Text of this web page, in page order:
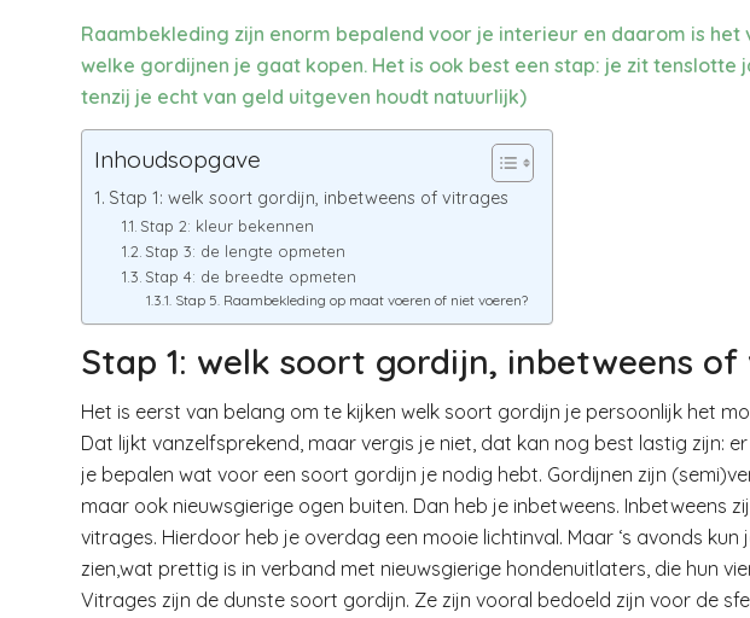
Raambekleding zijn enorm bepalend voor je interieur en daarom is
welke gordijnen je gaat kopen. Het is ook best een stap: je zit tenslotte
tenzij je echt van geld uitgeven houdt natuurlijk)
Inhoudsopgave
Stap 1: welk soort gordijn, inbetweens of vitrages
Stap 2: kleur bekennen
Stap 3: de lengte opmeten
Stap 4: de breedte opmeten
Stap 5. Raambekleding op maat voeren of niet voeren?
Stap 1: welk soort gordijn, inbetweens
Het is eerst van belang om te kijken welk soort gordijn je persoonlijk het
Dat lijkt vanzelfsprekend, maar vergis je niet, dat kan nog best lastig zijn:
je bepalen wat voor een soort gordijn je nodig hebt. Gordijnen zijn
maar ook nieuwsgierige ogen buiten. Dan heb je inbetweens. Inbetweens
vitrages. Hierdoor heb je overdag een mooie lichtinval. Maar ‘s avonds
zien,wat prettig is in verband met nieuwsgierige hondenuitlaters, die hun
Vitrages zijn de dunste soort gordijn. Ze zijn vooral bedoeld zijn voor de